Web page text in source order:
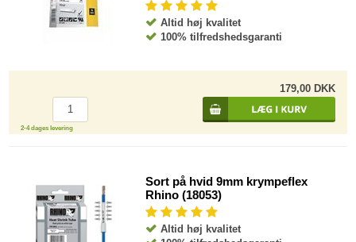
Altid høj kvalitet
100% tilfredshedsgaranti
179,00 DKK
2-4 dages levering
Sort på hvid 9mm krympeflex
Rhino (18053)
Altid høj kvalitet